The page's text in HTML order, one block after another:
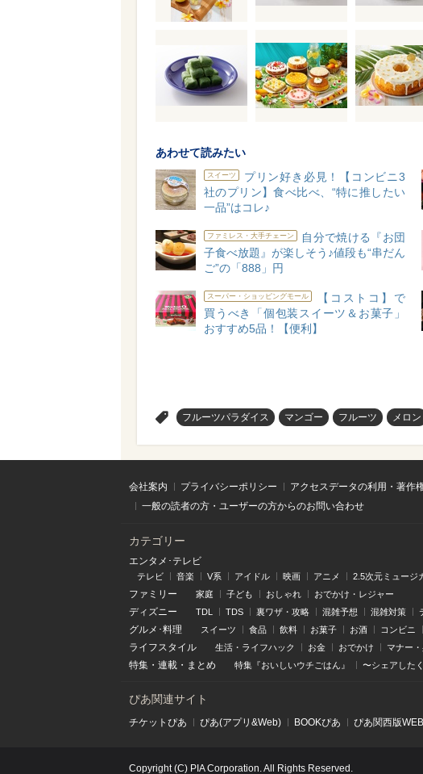
あわせて読みたい
スイーツ
プリン好き必見！【コンビニ3
社のプリン】食べ比べ、“特に推したい
一品”はコレ♪
ファミレス・大手チェーン
自分で焼ける『お団
子食べ放題』が楽しそう♪値段も“串だん
ご”の「888」円
スーパー・ショッピングモール
【コストコ】で
買うべき「個包装スイーツ＆お菓子」
おすすめ5品！【便利】
フルーツパラダイス マンゴー フルーツ メロン
会社案内 プライバシーポリシー アクセスデータの利用・著作
一般の読者の方・ユーザーの方からのお問い合わせ
カテゴリー
エンタメ･テレビ
テレビ 音楽 V系 アイドル 映画 アニメ 2.5次元ミュージ
ファミリー 家庭 子ども おしゃれ おでかけ・レジャー
ディズニー TDL TDS 裏ワザ・攻略 混雑予想 混雑対策
グルメ･料理 スイーツ 食品 飲料 お菓子 お酒 コンビニ
ライフスタイル 生活・ライフハック お金 おでかけ マナー
特集 ・ 連載 ・ まとめ 特集『おいしいウチごはん』 〜シェアした
ぴあ関連サイト
チケットぴあ ぴあ(アプリ&Web) BOOKぴあ ぴあ関⻄版WEB
Copyright (C) PIA Corporation. All Rights Reserved.